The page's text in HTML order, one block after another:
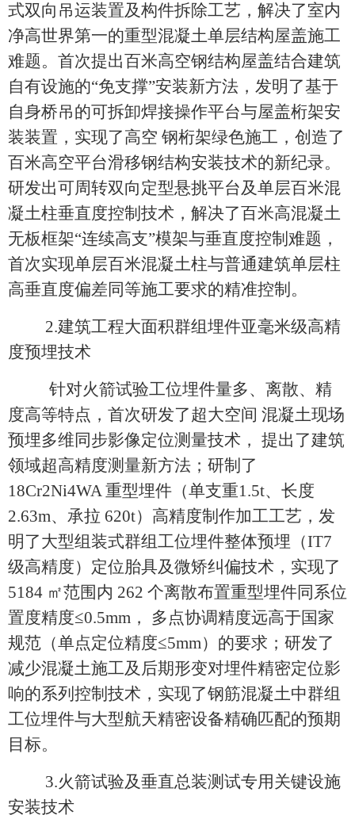
式双向吊运装置及构件拆除工艺，解决了室内
净高世界第一的重型混凝土单层结构屋盖施工
难题。首次提出百米高空钢结构屋盖结合建筑
自有设施的“免支撑”安装新方法，发明了基于
自身桥吊的可拆卸焊接操作平台与屋盖桁架安
装装置，实现了高空 钢桁架绿色施工，创造了
百米高空平台滑移钢结构安装技术的新纪录。
研发出可周转双向定型悬挑平台及单层百米混
凝土柱垂直度控制技术，解决了百米高混凝土
无板框架“连续高支”模架与垂直度控制难题，
首次实现单层百米混凝土柱与普通建筑单层柱
高垂直度偏差同等施工要求的精准控制。
2.建筑工程大面积群组埋件亚毫米级高精
度预埋技术
针对火箭试验工位埋件量多、离散、精
度高等特点，首次研发了超大空间 混凝土现场
预埋多维同步影像定位测量技术， 提出了建筑
领域超高精度测量新方法；研制了
18Cr2Ni4WA 重型埋件（单支重1.5t、长度
2.63m、承拉 620t）高精度制作加工工艺，发
明了大型组装式群组工位埋件整体预埋（IT7
级高精度）定位胎具及微矫纠偏技术，实现了
5184 ㎡范围内 262 个离散布置重型埋件同系位
置度精度≤0.5mm， 多点协调精度远高于国家
规范（单点定位精度≤5mm）的要求；研发了
减少混凝土施工及后期形变对埋件精密定位影
响的系列控制技术，实现了钢筋混凝土中群组
工位埋件与大型航天精密设备精确匹配的预期
目标。
3.火箭试验及垂直总装测试专用关键设施
安装技术